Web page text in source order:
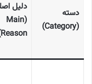
دسته
(Category)
دلیل
(Main
Reason)